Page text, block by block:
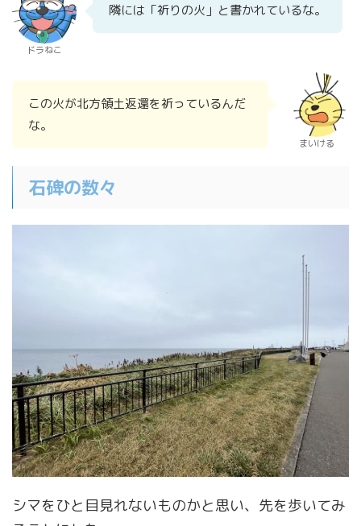
ドラねこ
隣には「祈りの火」と書かれているな。
この火が北方領土返還を祈っているんだ
な。
まいける
石碑の数々
シマをひと目見れないものかと思い、先を歩いてみ